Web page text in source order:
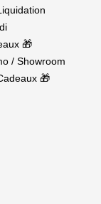
🎁
/ Showroom
🎁